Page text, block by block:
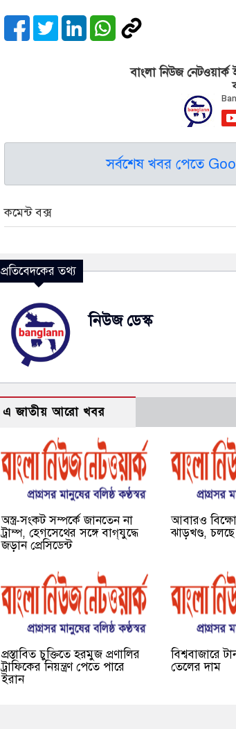
বাংলা নিউজ নেটওয়ার্ক
সর্বশেষ খবর পেতে
কমেন্ট বক্স
প্রতিবেদকের তথ্য
নিউজ ডেস্ক
এ জাতীয় আরো খবর
অস্ত্র-সংকট সম্পর্কে জানতেন না
ট্রাম্প, হেগসেথের সঙ্গে বাগ্‌যুদ্ধে
জড়ান প্রেসিডেন্ট
আবারও
ঝাড়খণ্ড,
প্রস্তাবিত চুক্তিতে হরমুজ প্রণালির
ট্রাফিকের নিয়ন্ত্রণ পেতে পারে
ইরান
বিশ্ববাজারে
তেলের দাম